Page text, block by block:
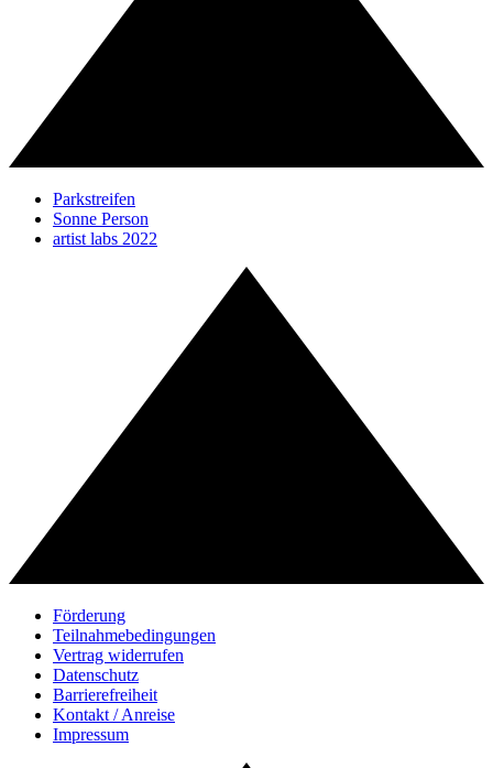
Parkstreifen
Sonne Person
artist labs 2022
Förderung
Teilnahmebedingungen
Vertrag widerrufen
Datenschutz
Barrierefreiheit
Kontakt / Anreise
Impressum